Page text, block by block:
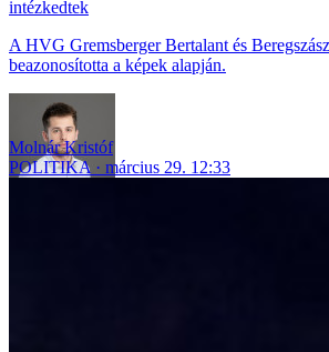
intézkedtek
A HVG Gremsberger Bertalant és
beazonosította a képek alapján.
Molnár Kristóf
POLITIKA
március 29. 12:33